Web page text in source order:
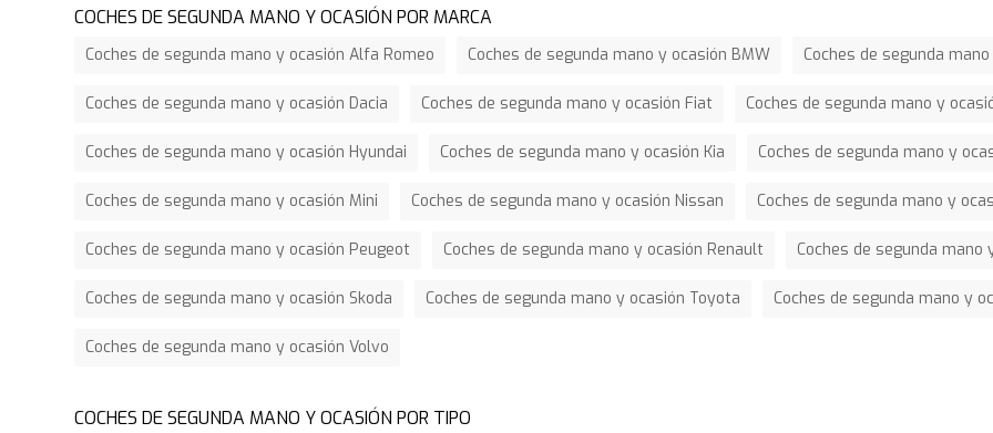
COCHES DE SEGUNDA MANO Y OCASIÓN POR MARCA
Coches de segunda mano y ocasión Alfa Romeo Coches de segunda mano y ocasión BMW Coches de segunda
Coches de segunda mano y ocasión Dacia Coches de segunda mano y ocasión Fiat Coches de segunda mano y
Coches de segunda mano y ocasión Hyundai Coches de segunda mano y ocasión Kia Coches de segunda mano y
Coches de segunda mano y ocasión Mini Coches de segunda mano y ocasión Nissan Coches de segunda mano y
Coches de segunda mano y ocasión Peugeot Coches de segunda mano y ocasión Renault Coches de segunda mano
Coches de segunda mano y ocasión Skoda Coches de segunda mano y ocasión Toyota Coches de segunda mano y
Coches de segunda mano y ocasión Volvo
COCHES DE SEGUNDA MANO Y OCASIÓN POR TIPO